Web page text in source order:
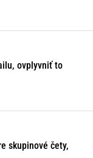
ovplyvniť to
skupinové čety,